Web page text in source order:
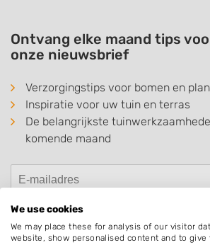
Ontvang elke maand tips
onze nieuwsbrief
Verzorgingstips voor bomen en
Inspiratie voor uw tuin en terras
De belangrijkste
komende maand
We use cookies
We may place these for analysis of our visitor
website, show personalised content and to give